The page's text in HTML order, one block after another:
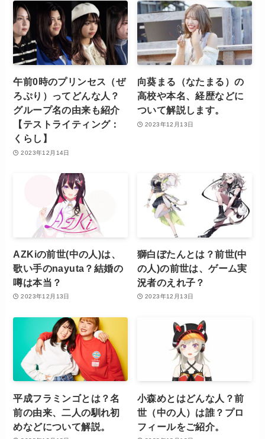
午前0時のプリンセス（ぜ
ろぷり）ってどんな人？
グループ名の由来も紹介
【テストライティング：
くらし】
2023年12月14日
向葵まる（なたまる）の
高校や本名、経歴などに
ついて解説します。
2023年12月13日
AZKiの前世(中の人)は、
歌い手のnayuta？結婚の
噂は本当？
2023年12月13日
獅白ぼたんとは？前世(中
の人)の前世は、ゲーム実
況者のえれ子？
2023年12月13日
平成フラミンゴとは？名
前の由来、二人の馴れ初
めなどについて解説。
小森めとはどんな人？前
世（中の人）は誰？プロ
フィールをご紹介。